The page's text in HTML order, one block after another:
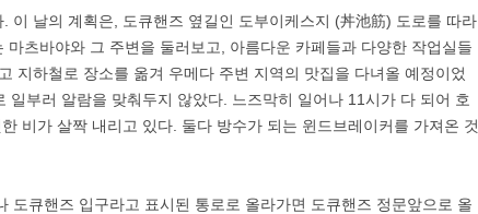
이 날의 계획은, 도큐핸즈 옆길인 도부이케스지 (丼池筋) 도로를 따라
마츠바야와 그 주변을 둘러보고, 아름다운 카페들과 다양한 작업실들
지하철로 장소를 옮겨 우메다 주변 지역의 맛집을 다녀올 예정이었
일부러 알람을 맞춰두지 않았다. 느즈막히 일어나 11시가 다 되어 호
비가 살짝 내리고 있다. 둘다 방수가 되는 윈드브레이커를 가져온 것
도큐핸즈 입구라고 표시된 통로로 올라가면 도큐핸즈 정문앞으로 올